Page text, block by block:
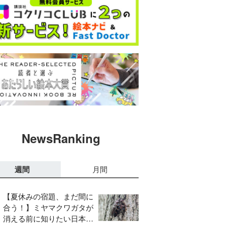
NewsRanking
週間 月間
【夏休みの宿題、まだ間に
合う！】ミヤマクワガタが
消える前に知りたい日本の